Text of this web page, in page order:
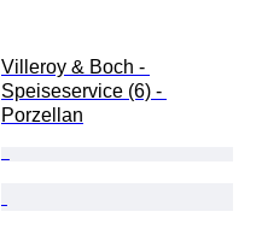
Villeroy & Boch -
Speiseservice (6) -
Porzellan